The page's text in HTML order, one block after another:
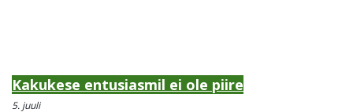
Kakukese entusiasmil ei ole piire
5. juuli